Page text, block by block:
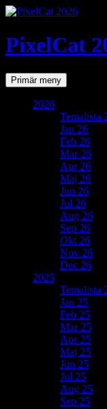
PixelCat
SökPrimär meny Gå
till
2026
Temalista
Jan 26
Feb 26
Mar 26
Apr 26
Maj 26
Jun 26
Jul 26
Aug 26
Sep 26
Okt 26
Nov 26
Dec 26
2025
Temalista
Jan 25
Feb 25
Mar 25
Apr 25
Maj 25
Jun 25
Jul 25
Aug 25
Sep 25